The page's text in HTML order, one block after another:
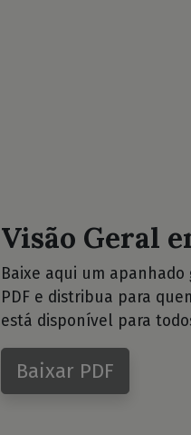
Visão Geral
Baixe aqui um
PDF e distribua para
está disponível para
Baixar PDF